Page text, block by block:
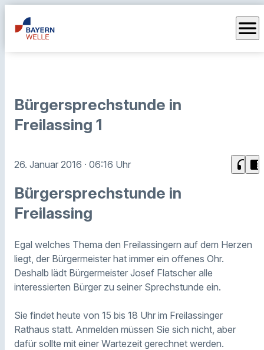
menu
Bürgersprechstunde in
Freilassing 1
26. Januar 2016 · 06:16 Uhr headphones chrome_reader_mode
Bürgersprechstunde in
Freilassing
Egal welches Thema den Freilassingern auf dem Herzen
liegt, der Bürgermeister hat immer ein offenes Ohr.
Deshalb lädt Bürgermeister Josef Flatscher alle
interessierten Bürger zu seiner Sprechstunde ein.
Sie findet heute von 15 bis 18 Uhr im Freilassinger
Rathaus statt. Anmelden müssen Sie sich nicht, aber
dafür sollte mit einer Wartezeit gerechnet werden.